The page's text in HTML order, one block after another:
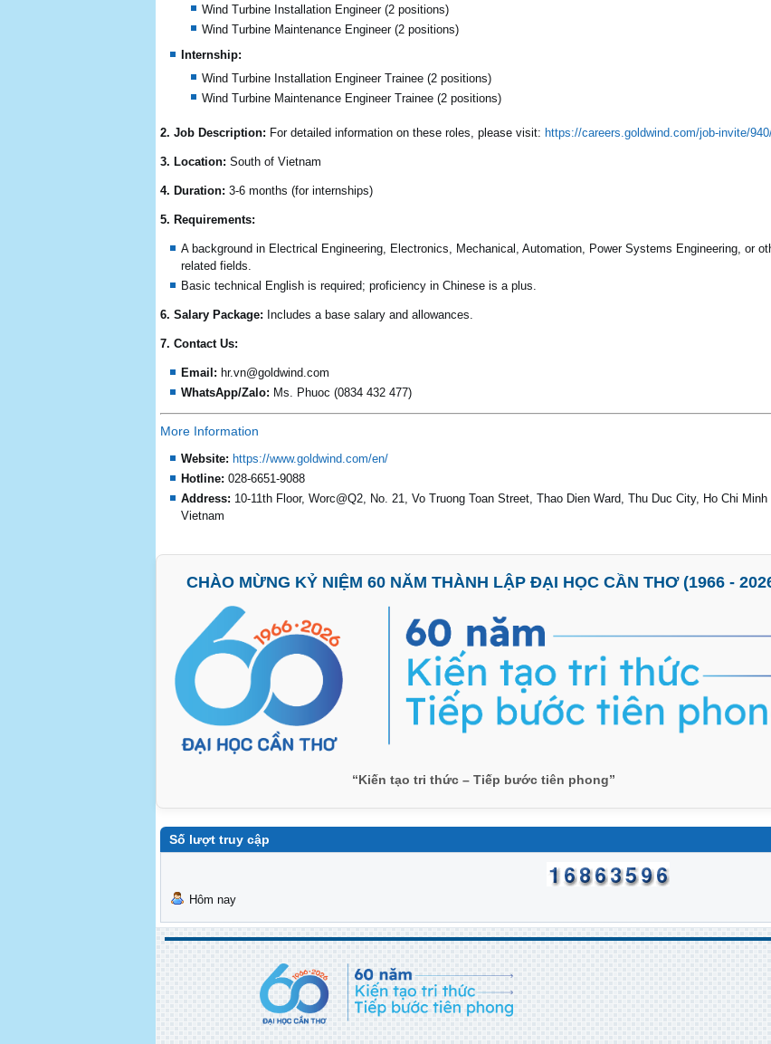
Wind Turbine Installation Engineer (2 positions)
Wind Turbine Maintenance Engineer (2 positions)
Internship:
Wind Turbine Installation Engineer Trainee (2 positions)
Wind Turbine Maintenance Engineer Trainee (2 positions)
2. Job Description: For detailed information on these roles, please visit: https://careers.goldwind.com/job-invite/
3. Location: South of Vietnam
4. Duration: 3-6 months (for internships)
5. Requirements:
A background in Electrical Engineering, Electronics, Mechanical, Automation, Power Systems Engineering, or
related fields.
Basic technical English is required; proficiency in Chinese is a plus.
6. Salary Package: Includes a base salary and allowances.
7. Contact Us:
Email: hr.vn@goldwind.com
WhatsApp/Zalo: Ms. Phuoc (0834 432 477)
More Information
Website: https://www.goldwind.com/en/
Hotline: 028-6651-9088
Address: 10-11th Floor, Worc@Q2, No. 21, Vo Truong Toan Street, Thao Dien Ward, Thu Duc City, Ho Chi Minh
Vietnam
CHÀO MỪNG KỶ NIỆM 60 NĂM THÀNH LẬP ĐẠI HỌC CẦN THƠ (1966 -
“Kiến tạo tri thức – Tiếp bước tiên phong”
Số lượt truy cập
Hôm nay